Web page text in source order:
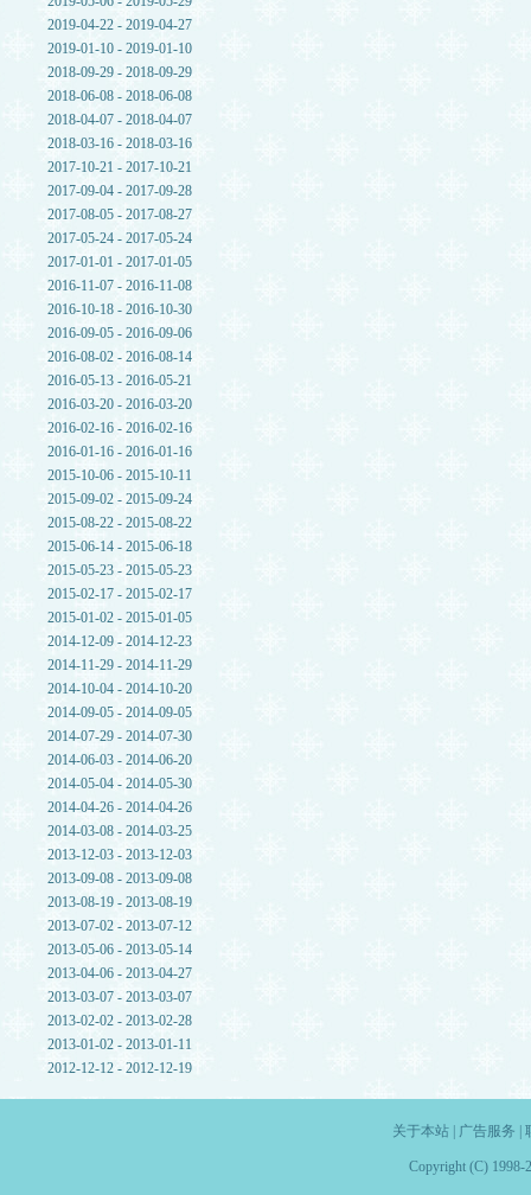
2019-04-22 - 2019-04-27
2019-01-10 - 2019-01-10
2018-09-29 - 2018-09-29
2018-06-08 - 2018-06-08
2018-04-07 - 2018-04-07
2018-03-16 - 2018-03-16
2017-10-21 - 2017-10-21
2017-09-04 - 2017-09-28
2017-08-05 - 2017-08-27
2017-05-24 - 2017-05-24
2017-01-01 - 2017-01-05
2016-11-07 - 2016-11-08
2016-10-18 - 2016-10-30
2016-09-05 - 2016-09-06
2016-08-02 - 2016-08-14
2016-05-13 - 2016-05-21
2016-03-20 - 2016-03-20
2016-02-16 - 2016-02-16
2016-01-16 - 2016-01-16
2015-10-06 - 2015-10-11
2015-09-02 - 2015-09-24
2015-08-22 - 2015-08-22
2015-06-14 - 2015-06-18
2015-05-23 - 2015-05-23
2015-02-17 - 2015-02-17
2015-01-02 - 2015-01-05
2014-12-09 - 2014-12-23
2014-11-29 - 2014-11-29
2014-10-04 - 2014-10-20
2014-09-05 - 2014-09-05
2014-07-29 - 2014-07-30
2014-06-03 - 2014-06-20
2014-05-04 - 2014-05-30
2014-04-26 - 2014-04-26
2014-03-08 - 2014-03-25
2013-12-03 - 2013-12-03
2013-09-08 - 2013-09-08
2013-08-19 - 2013-08-19
2013-07-02 - 2013-07-12
2013-05-06 - 2013-05-14
2013-04-06 - 2013-04-27
2013-03-07 - 2013-03-07
2013-02-02 - 2013-02-28
2013-01-02 - 2013-01-11
2012-12-12 - 2012-12-19
关于本站| 广告服务
Copyright (C) 1998-